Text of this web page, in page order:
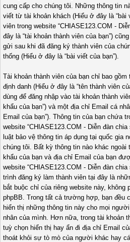
cung cấp cho chúng tôi. Những thông tin
viết từ tài khoản khách (Hiểu ở đây là “bài
viên trong website “CHIASE123.COM -
đây là “tài khoản thành viên của bạn”)
gửi sau khi đã đăng ký thành viên của
thống (Hiểu ở đây là “bài viết của bạn”).
Tài khoản thành viên của bạn chỉ bao
định danh (Hiểu ở đây là “tên thành viên
dùng để đăng nhập vào tài khoản thành
khẩu của bạn”) và một địa chỉ Email cá
Email của bạn”). Thông tin của bạn chứa
website “CHIASE123.COM - Diễn đàn
luật bảo vệ thông tin áp dụng tại quốc gia
chúng tôi. Bất kỳ thông tin nào khác ngoài
khẩu của bạn và địa chỉ Email của bạn
website “CHIASE123.COM - Diễn đàn
trình đăng ký làm thành viên tại đây là
bắt buộc chỉ của riêng website này, không
phpBB. Trong tất cả trường hợp, bạn đều
hiển thị những thông tin này cho mọi
nhân của mình. Hơn nữa, trong tài khoản
tuỳ chọn hiển thị hay ẩn đi địa chỉ Email
thoát khỏi sự tò mò của người khác hay